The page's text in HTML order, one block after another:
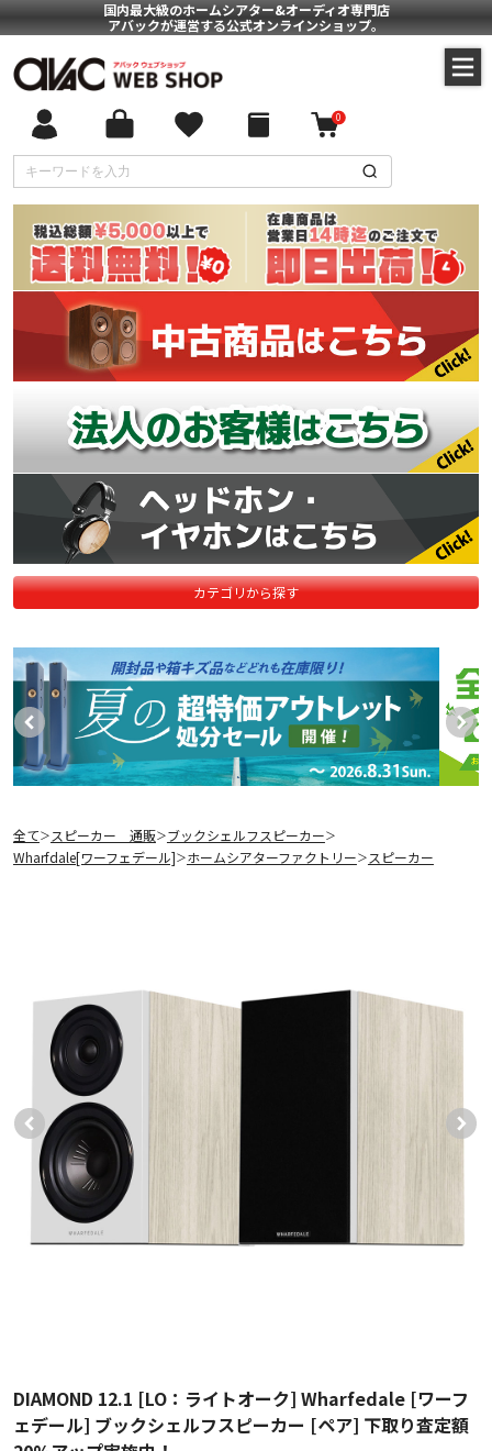
国内最大級のホームシアター&オーディオ専門店
アバックが運営する公式オンラインショップ。
0
カテゴリから探す
全て＞ スピーカー 通販＞ブックシェルフスピーカー＞
Wharfdale[ワーフェデール]＞ホームシアターファクトリー＞ スピーカー
DIAMOND 12.1 [LO：ライトオーク] Wharfedale [ワーフ
ェデール] ブックシェルフスピーカー [ペア] 下取り査定額